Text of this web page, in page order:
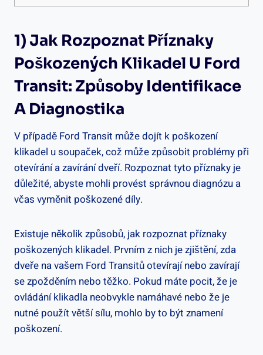
1) Jak Rozpoznat ⁢příznaky
Poškozených ​klikadel U Ford
Transit: Způsoby Identifikace
‌a Diagnostika
V případě Ford Transit může ‍dojít k poškození
klikadel u soupaček, což může⁢ způsobit problémy při
otevírání a zavírání ‍dveří. Rozpoznat‍ tyto příznaky je
důležité, abyste mohli provést​ správnou diagnózu a
včas​ vyměnit ⁤poškozené díly.
Existuje několik ⁣způsobů, jak rozpoznat příznaky
poškozených klikadel. Prvním z nich je zjištění, zda
dveře na vašem Ford Transitů‌ otevírají‌ nebo zavírají⁤
se ⁤zpožděním nebo těžko.⁢ Pokud máte pocit, že je
ovládání klikadla neobvykle⁤ namáhavé nebo že⁢ je​
nutné​ použít větší sílu,⁢ mohlo by to být znamení
poškození.